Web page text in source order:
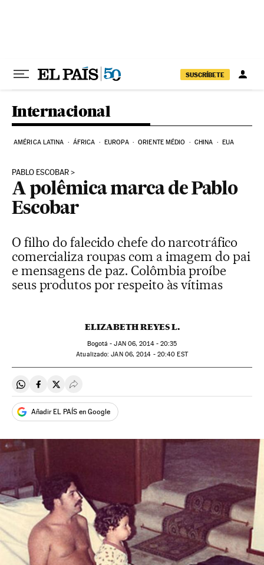
SUSCRÍBETE
Internacional
AMÉRICA LATINA ÁFRICA EUROPA ORIENTE MÉDIO CHINA EUA
PABLO ESCOBAR
A polêmica marca de Pablo
Escobar
O filho do falecido chefe do narcotráfico
comercializa roupas com a imagem do pai
e mensagens de paz. Colômbia proíbe
seus produtos por respeito às vítimas
ELIZABETH REYES L.
Bogotá -JAN06, 2014 - 20:35
atualizado: JAN06, 2014 - 20:40 EST
Compartir en Whatsapp
Compartir en Facebook
Compartir en Twitter
Desplegar Redes Sociales
Añadir EL PAÍS en Google